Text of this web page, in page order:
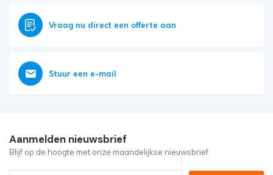
Vraag nu direct een offerte aan
Stuur een e-mail
Aanmelden nieuwsbrief
Blijf op de hoogte met onze maandelijkse nieuwsbrief